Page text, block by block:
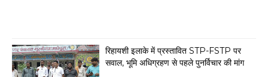
रिहायशी इलाके में प्रस्तावित STP-FSTP पर
सवाल, भूमि अधिग्रहण से पहले पुनर्विचार की मांग